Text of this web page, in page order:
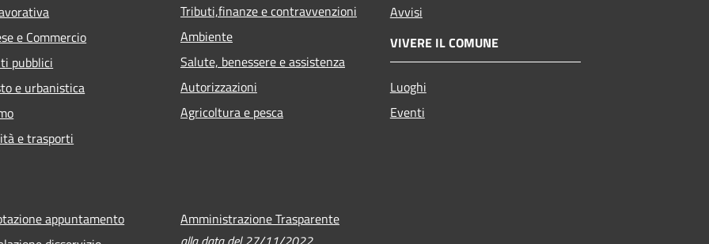
e Commercio
pubblici
e urbanistica
e trasporti
Tributi,finanze e contravvenzioni
Ambiente
Salute, benessere e assistenza
Autorizzazioni
Agricoltura e pesca
Avvisi
VIVERE IL COMUNE
Luoghi
Eventi
appuntamento
Amministrazione Trasparente